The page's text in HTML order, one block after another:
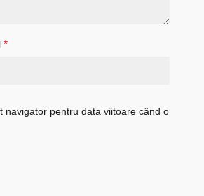
*
navigator pentru data viitoare când o